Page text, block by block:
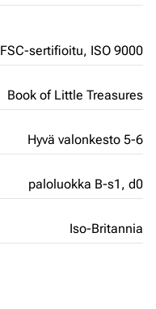
FSC-sertifioitu, ISO 9000
Book of Little Treasures
Hyvä valonkesto 5-6
paloluokka B-s1, d0
Iso-Britannia